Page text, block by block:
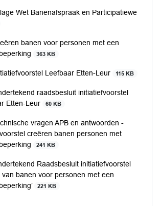
Wet Banenafspraak en Participatiewe
banen voor personen met een
363 KB
Leefbaar Etten-Leur 115 KB
raadsbesluit initiatiefvoorstel
Etten-Leur
60 KB
vragen APB en antwoorden -
creëren banen personen met
241 KB
Raadsbesluit initiatiefvoorstel
van banen voor personen met een
221 KB